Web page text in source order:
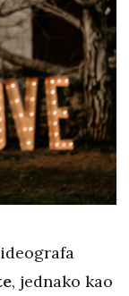
, jednako kao